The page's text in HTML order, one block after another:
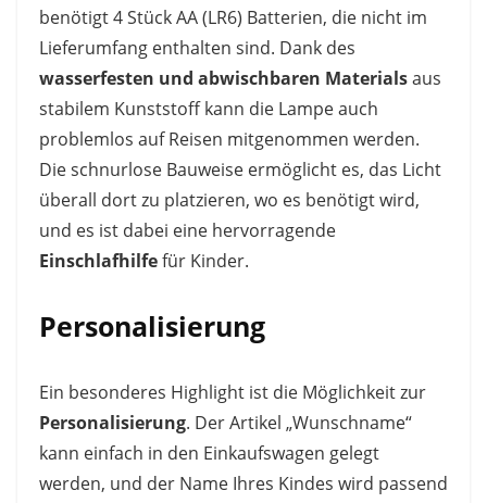
benötigt 4 Stück AA (LR6) Batterien, die nicht im
Lieferumfang enthalten sind. Dank des
wasserfesten und abwischbaren Materialsaus
stabilem Kunststoff kann die Lampe auch
problemlos auf Reisen mitgenommen werden.
Die schnurlose Bauweise ermöglicht es, das Licht
überall dort zu platzieren, wo es benötigt wird,
und es ist dabei eine hervorragende
Einschlafhilfefür Kinder.
Personalisierung
Ein besonderes Highlight ist die Möglichkeit zur
Personalisierung. Der Artikel „Wunschname“
kann einfach in den Einkaufswagen gelegt
werden, und der Name Ihres Kindes wird passend